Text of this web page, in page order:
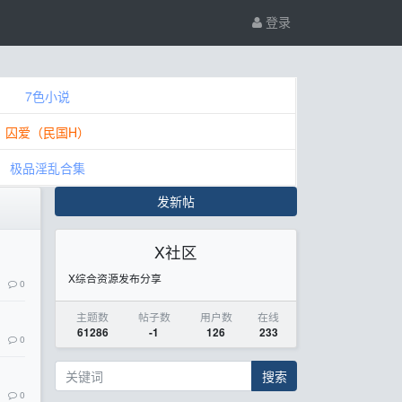
登录
7色小说
囚爱（民国H）
极品淫乱合集
0
0
0
发新帖
X社区
X综合资源发布分享
主题数
61286
帖子数
-1
用户数
126
在线
233
搜索